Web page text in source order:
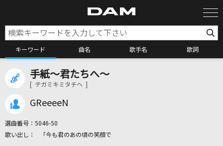
キーワード 曲名 歌手名 歌詞
カラオケ検索
手紙～君たちへ～
[ テガミキミタチヘ ]
GReeeeN
選曲番号： 5046-50
「今も君のあの頃の笑顔で